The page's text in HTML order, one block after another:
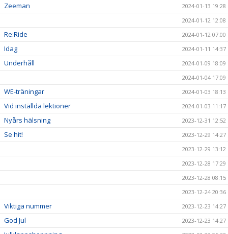
Zeeman
2024-01-13 19:28
2024-01-12 12:08
Re:Ride 2024-01-12 07:00
Idag 2024-01-11 14:37
Underhåll
2024-01-09 18:09
2024-01-04 17:09
WE-träningar 2024-01-03 18:13
Vid inställda lektioner 2024-01-03 11:17
Nyårs hälsning 2023-12-31 12:52
Se hit!
2023-12-29 14:27
2023-12-29 13:12
2023-12-28 17:29
2023-12-28 08:15
2023-12-24 20:36
Viktiga nummer 2023-12-23 14:27
God Jul 2023-12-23 14:27